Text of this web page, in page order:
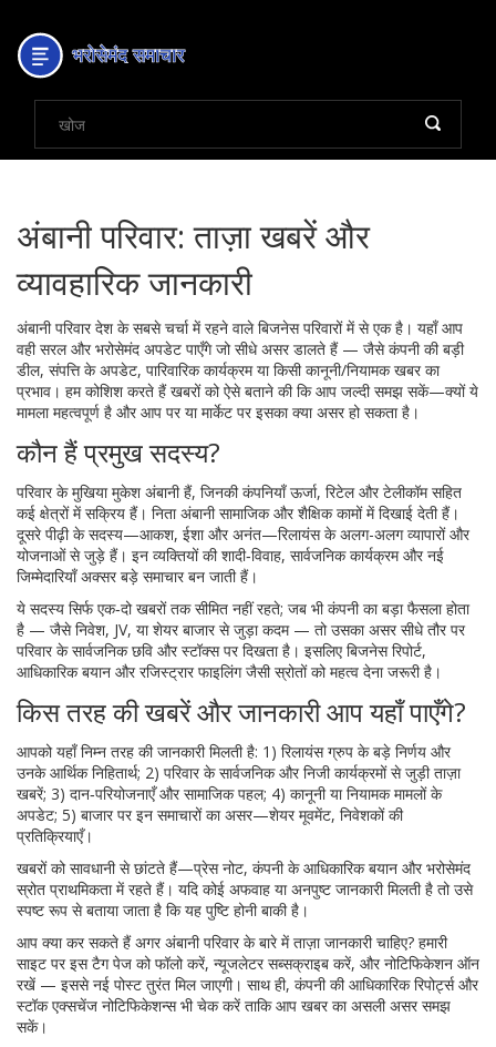
अंबानी परिवार: ताज़ा खबरें और
व्यावहारिक जानकारी
अंबानी परिवार देश के सबसे चर्चा में रहने वाले बिजनेस परिवारों में से एक है। यहाँ आप
वही सरल और भरोसेमंद अपडेट पाएँगे जो सीधे असर डालते हैं — जैसे कंपनी की बड़ी
डील, संपत्ति के अपडेट, पारिवारिक कार्यक्रम या किसी कानूनी/नियामक खबर का
प्रभाव। हम कोशिश करते हैं खबरों को ऐसे बताने की कि आप जल्दी समझ सकें—क्यों ये
मामला महत्वपूर्ण है और आप पर या मार्केट पर इसका क्या असर हो सकता है।
कौन हैं प्रमुख सदस्य?
परिवार के मुखिया मुकेश अंबानी हैं, जिनकी कंपनियाँ ऊर्जा, रिटेल और टेलीकॉम सहित
कई क्षेत्रों में सक्रिय हैं। निता अंबानी सामाजिक और शैक्षिक कामों में दिखाई देती हैं।
दूसरे पीढ़ी के सदस्य—आकश, ईशा और अनंत—रिलायंस के अलग-अलग व्यापारों और
योजनाओं से जुड़े हैं। इन व्यक्तियों की शादी‑विवाह, सार्वजनिक कार्यक्रम और नई
जिम्मेदारियाँ अक्सर बड़े समाचार बन जाती हैं।
ये सदस्य सिर्फ एक‑दो खबरों तक सीमित नहीं रहते; जब भी कंपनी का बड़ा फैसला होता
है — जैसे निवेश, JV, या शेयर बाजार से जुड़ा कदम — तो उसका असर सीधे तौर पर
परिवार के सार्वजनिक छवि और स्टॉक्स पर दिखता है। इसलिए बिजनेस रिपोर्ट,
आधिकारिक बयान और रजिस्ट्रार फाइलिंग जैसी स्रोतों को महत्व देना जरूरी है।
किस तरह की खबरें और जानकारी आप यहाँ पाएँगे?
आपको यहाँ निम्न तरह की जानकारी मिलती है: 1) रिलायंस ग्रुप के बड़े निर्णय और
उनके आर्थिक निहितार्थ; 2) परिवार के सार्वजनिक और निजी कार्यक्रमों से जुड़ी ताज़ा
खबरें; 3) दान‑परियोजनाएँ और सामाजिक पहल; 4) कानूनी या नियामक मामलों के
अपडेट; 5) बाजार पर इन समाचारों का असर—शेयर मूवमेंट, निवेशकों की
प्रतिक्रियाएँ।
खबरों को सावधानी से छांटते हैं—प्रेस नोट, कंपनी के आधिकारिक बयान और भरोसेमंद
स्रोत प्राथमिकता में रहते हैं। यदि कोई अफवाह या अनपुष्ट जानकारी मिलती है तो उसे
स्पष्ट रूप से बताया जाता है कि यह पुष्टि होनी बाकी है।
आप क्या कर सकते हैं अगर अंबानी परिवार के बारे में ताज़ा जानकारी चाहिए? हमारी
साइट पर इस टैग पेज को फॉलो करें, न्यूजलेटर सब्सक्राइब करें, और नोटिफिकेशन ऑन
रखें — इससे नई पोस्ट तुरंत मिल जाएगी। साथ ही, कंपनी की आधिकारिक रिपोर्ट्स और
स्टॉक एक्सचेंज नोटिफिकेशन्स भी चेक करें ताकि आप खबर का असली असर समझ
सकें।